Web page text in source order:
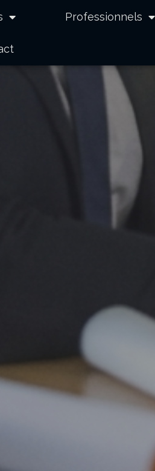
Professionnels